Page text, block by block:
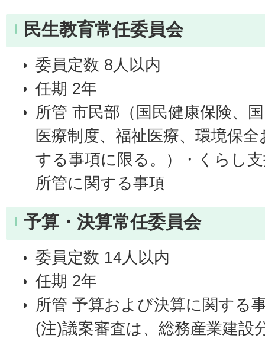
民生教育常任委員会
委員定数 8人以内
任期 2年
所管 市民部（国民健康保険、
医療制度、福祉医療、環境保
する事項に限る。）・くらし
所管に関する事項
予算・決算常任委員会
委員定数 14人以内
任期 2年
所管 予算および決算に関する
(注)議案審査は、総務産業建設